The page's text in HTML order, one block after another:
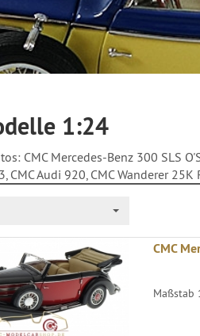
1:24
CMC Mercedes-Benz 300 SLS
CMC Audi 920, CMC Wanderer 25K
CMC
Maßstab